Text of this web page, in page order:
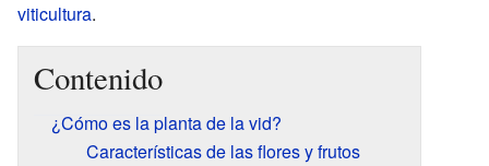
viticultura.
Contenido
¿Cómo es la planta de la vid?
Características de las flores y frutos